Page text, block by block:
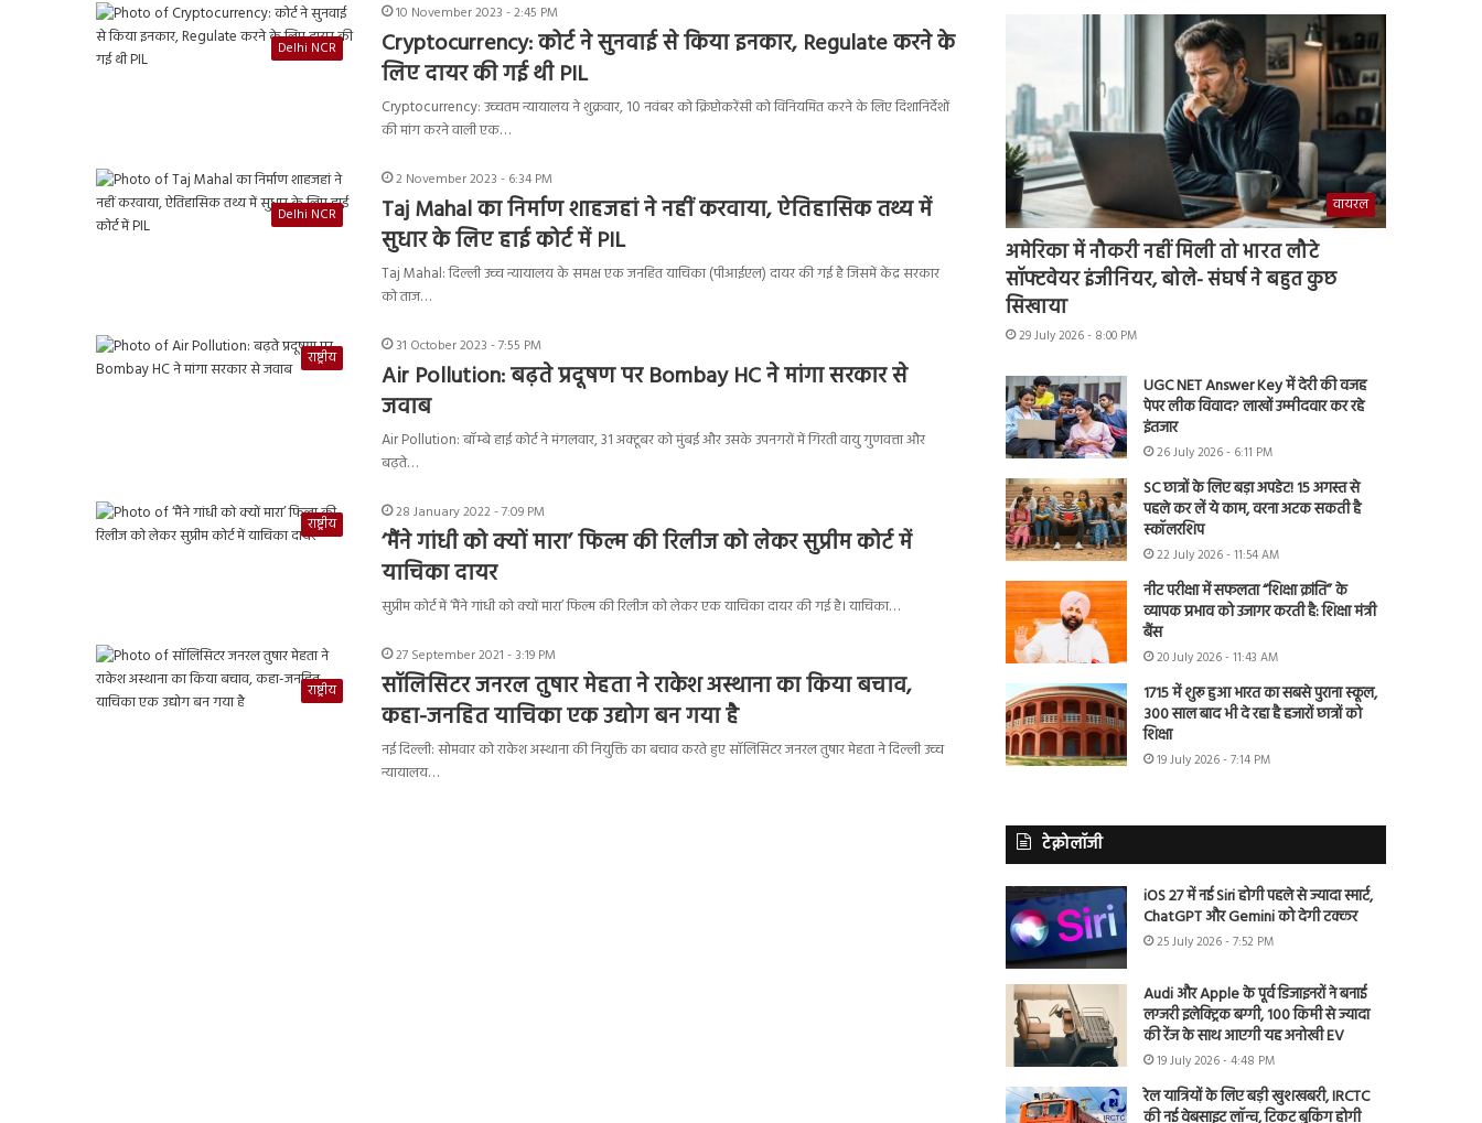
Delhi NCR
10 November 2023 - 2:45 PM
Cryptocurrency: कोर्ट ने सुनवाई से किया इनकार, Regulate करने के
लिए दायर की गई थी PIL
Cryptocurrency: उच्चतम न्यायालय ने शुक्रवार, 10 नवंबर को क्रिप्टोकरेंसी को विनियमित करने के लिए दिशानिर्देशों
की मांग करने वाली एक…
Delhi NCR
2 November 2023 - 6:34 PM
Taj Mahal का निर्माण शाहजहां ने नहीं करवाया, ऐतिहासिक तथ्य में
सुधार के लिए हाई कोर्ट में PIL
Taj Mahal: दिल्ली उच्च न्यायालय के समक्ष एक जनहित याचिका (पीआईएल) दायर की गई है जिसमें केंद्र सरकार
को ताज…
राष्ट्रीय
31 October 2023 - 7:55 PM
Air Pollution: बढ़ते प्रदूषण पर Bombay HC ने मांगा सरकार से
जवाब
Air Pollution: बॉम्बे हाई कोर्ट ने मंगलवार, 31 अक्टूबर को मुंबई और उसके उपनगरों में गिरती वायु गुणवत्ता और
बढ़ते…
राष्ट्रीय
28 January 2022 - 7:09 PM
‘मैंने गांधी को क्यों मारा’ फिल्म की रिलीज को लेकर सुप्रीम कोर्ट में
याचिका दायर
सुप्रीम कोर्ट में ‘मैंने गांधी को क्यों मारा’ फिल्म की रिलीज को लेकर एक याचिका दायर की गई है। याचिका…
राष्ट्रीय
27 September 2021 - 3:19 PM
सॉलिसिटर जनरल तुषार मेहता ने राकेश अस्थाना का किया बचाव,
कहा-जनहित याचिका एक उद्योग बन गया है
नई दिल्ली: सोमवार को राकेश अस्थाना की नियुक्ति का बचाव करते हुए सॉलिसिटर जनरल तुषार मेहता ने दिल्ली उच्च
न्यायालय…
वायरल
अमेरिका में नौकरी नहीं मिली तो भारत लौटे
सॉफ्टवेयर इंजीनियर, बोले- संघर्ष ने बहुत कुछ
सिखाया
29 July 2026 - 8:00 PM
UGC NET Answer Key में देरी की वजह
पेपर लीक विवाद? लाखों उम्मीदवार कर रहे
इंतजार
26 July 2026 - 6:11 PM
SC छात्रों के लिए बड़ा अपडेट! 15 अगस्त से
पहले कर लें ये काम, वरना अटक सकती है
स्कॉलरशिप
22 July 2026 - 11:54 AM
नीट परीक्षा में सफलता “शिक्षा क्रांति” के
व्यापक प्रभाव को उजागर करती है: शिक्षा मंत्री
बैंस
20 July 2026 - 11:43 AM
1715 में शुरू हुआ भारत का सबसे पुराना स्कूल,
300 साल बाद भी दे रहा है हजारों छात्रों को
शिक्षा
19 July 2026 - 7:14 PM
टेक्नोलॉजी
iOS 27 में नई Siri होगी पहले से ज्यादा स्मार्ट,
ChatGPT और Gemini को देगी टक्कर
25 July 2026 - 7:52 PM
Audi और Apple के पूर्व डिजाइनरों ने बनाई
लग्जरी इलेक्ट्रिक बग्गी, 100 किमी से ज्यादा
की रेंज के साथ आएगी यह अनोखी EV
19 July 2026 - 4:48 PM
रेल यात्रियों के लिए बड़ी खुशखबरी, IRCTC